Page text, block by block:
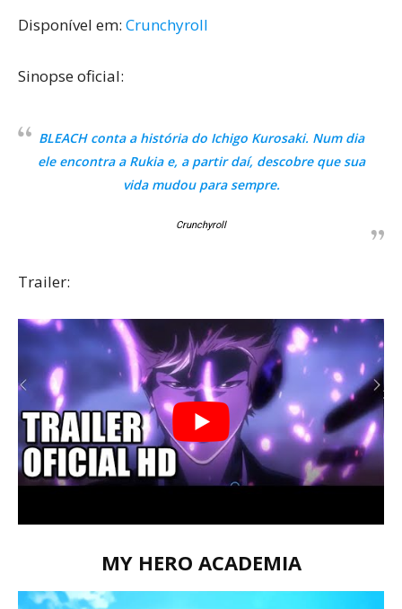
Disponível em: Crunchyroll
Sinopse oficial:
BLEACH conta a história do Ichigo Kurosaki. Num dia
ele encontra a Rukia e, a partir daí, descobre que sua
vida mudou para sempre.
Crunchyroll
Trailer:
MY HERO ACADEMIA